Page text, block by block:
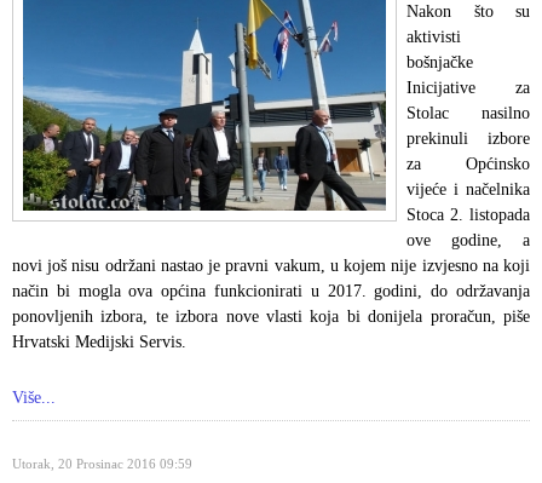
Nakon što su
aktivisti
bošnjačke
Inicijative za
Stolac nasilno
prekinuli izbore
za Općinsko
vijeće i načelnika
Stoca 2. listopada
ove godine, a
novi još nisu održani nastao je pravni vakum, u kojem nije izvjesno na koji
način bi mogla ova općina funkcionirati u 2017. godini, do održavanja
ponovljenih izbora, te izbora nove vlasti koja bi donijela proračun, piše
Hrvatski Medijski Servis.
Više...
Utorak, 20 Prosinac 2016 09:59